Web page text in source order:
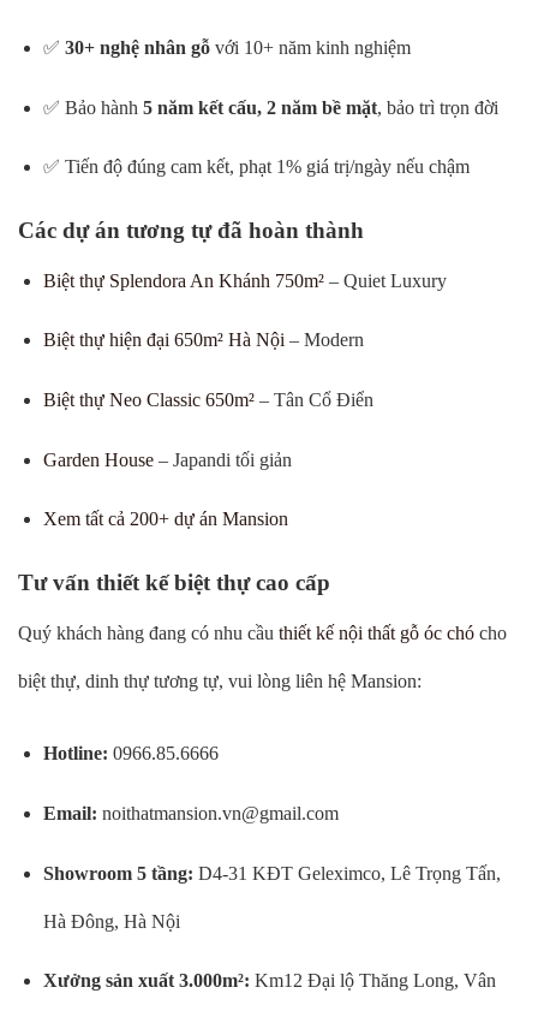
✅ 30+ nghệ nhân gỗvới 10+ năm kinh nghiệm
✅ Bảo hành 5 năm kết cấu, 2 năm bề mặt, bảo trì trọn đời
✅ Tiến độ đúng cam kết, phạt 1% giá trị/ngày nếu chậm
Các dự án tương tự đã hoàn thành
Biệt thự Splendora An Khánh 750m²– Quiet Luxury
Biệt thự hiện đại 650m² Hà Nội– Modern
Biệt thự Neo Classic 650m²– Tân Cổ Điển
Garden House– Japandi tối giản
Xem tất cả 200+ dự án Mansion
Tư vấn thiết kế biệt thự cao cấp
Quý khách hàng đang có nhu cầu thiết kế nội thất gỗ óc chó cho
biệt thự, dinh thự tương tự, vui lòng liên hệ Mansion:
Hotline: 0966.85.6666
Email: noithatmansion.vn@gmail.com
Showroom 5 tầng: D4-31 KĐT Geleximco, Lê Trọng Tấn,
Hà Đông, Hà Nội
Xưởng sản xuất 3.000m²: Km12 Đại lộ Thăng Long, Vân